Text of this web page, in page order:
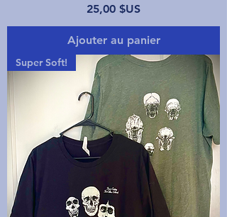
Prix
25,00 $US
Ajouter au panier
Super Soft!